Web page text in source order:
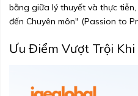
bằng giữa lý thuyết và thực
đến Chuyên môn" (Passion to
Ưu Điểm Vượt Trội